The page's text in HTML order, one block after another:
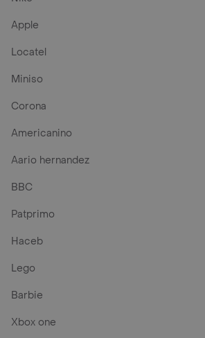
Apple
Locatel
Miniso
Corona
Americanino
Aario hernandez
BBC
Patprimo
Haceb
Lego
Barbie
Xbox one